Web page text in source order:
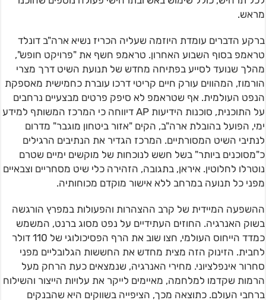
מראש.
ברקע הדברים עומדת היוזמה שעליה הכריז נשיא ארה"ב דונלד
טראמפ בסוף השבוע האחרון. טראמפ חשף את "פרויקט חופש",
מהלך שנועד לסייע בפתיחה מחדש של תנועת השיט דרך מצרי
הורמוז, המהווים עורק חיים קריטי דרכו עוברת כחמישית מאספקת
הנפט העולמית. אף שטראמפ לא סיפק פרטים מבצעיים נרחבים
על התוכנית, סוכנות הידיעות AP דיווחה כי המרכז המשותף למידע
ימי, הפועל בהובלת ארה"ב, הקים "אזור ביטחון מוגבר" מדרום
לנתיבי השיט המסורתיים. המרכז הגדיר את הנתיבים הרגילים
כ"מסוכנים ביותר" בשל חשש לנוכחות של מוקשים ימיים שטרם
נוטרלו לחלוטין. איראן, בתגובה, הזהירה כלי שיט מסחריים וצבאיים
מפני כל תנועה במרחב ללא אישור מוקדם מכוחותיה.
ההשפעה המיידית של קרב ההצהרות והפעולות במפרץ הורגשה
בשוק האנרגיה. החוזים העתידיים על נפט מסוג ברנט, המשמש
כמדד הייחוס העולמי, חצו שוב את הרף הפסיכולוגי של 110 דולר
לחבית. הזינוק הזה מצית מחדש את החששות הגלובליים מפני
סחרור אינפלציוני. מחירי האנרגיה, שנמצאים כעת הרחק מעל
הרמות שקדמו למלחמה, מאיימים לייקר את עלויות הייצור והשילוח
ברחבי העולם. כתוצאה מכך, הציפייה בשווקים היא שהבנקים